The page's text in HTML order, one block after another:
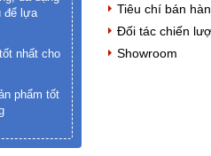
để lựa
nhất cho
phẩm tốt
Tiêu chí bán
Đối tác chiến
Showroom